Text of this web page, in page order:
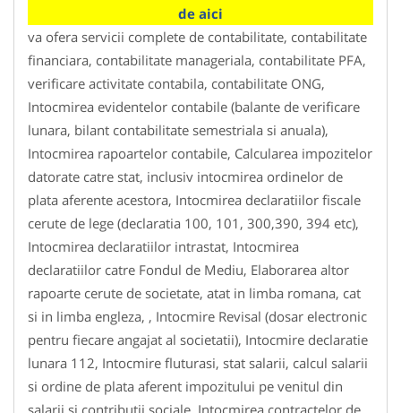
de aici
va ofera servicii complete de contabilitate, contabilitate
financiara, contabilitate manageriala, contabilitate PFA,
verificare activitate contabila, contabilitate ONG,
Intocmirea evidentelor contabile (balante de verificare
lunara, bilant contabilitate semestriala si anuala),
Intocmirea rapoartelor contabile, Calcularea impozitelor
datorate catre stat, inclusiv intocmirea ordinelor de
plata aferente acestora, Intocmirea declaratiilor fiscale
cerute de lege (declaratia 100, 101, 300,390, 394 etc),
Intocmirea declaratiilor intrastat, Intocmirea
declaratiilor catre Fondul de Mediu, Elaborarea altor
rapoarte cerute de societate, atat in limba romana, cat
si in limba engleza, , Intocmire Revisal (dosar electronic
pentru fiecare angajat al societatii), Intocmire declaratie
lunara 112, Intocmire fluturasi, stat salarii, calcul salarii
si ordine de plata aferent impozitului pe venitul din
salarii si contributii sociale, Intocmirea contractelor de